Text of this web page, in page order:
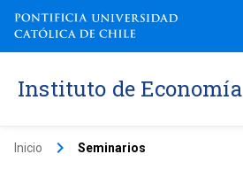
Instituto de Economía
Inicio keyboard_arrow_right Seminarios